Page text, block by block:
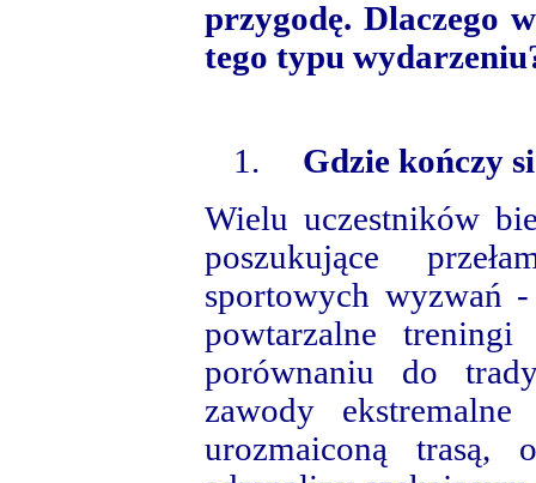
przygodę. Dlaczego
tego typu
1.
Gdzie kończy
Wielu uczestników
poszukujące
sportowych wyzwań
powtarzalne
porównaniu do
zawody
urozmaiconą trasą,